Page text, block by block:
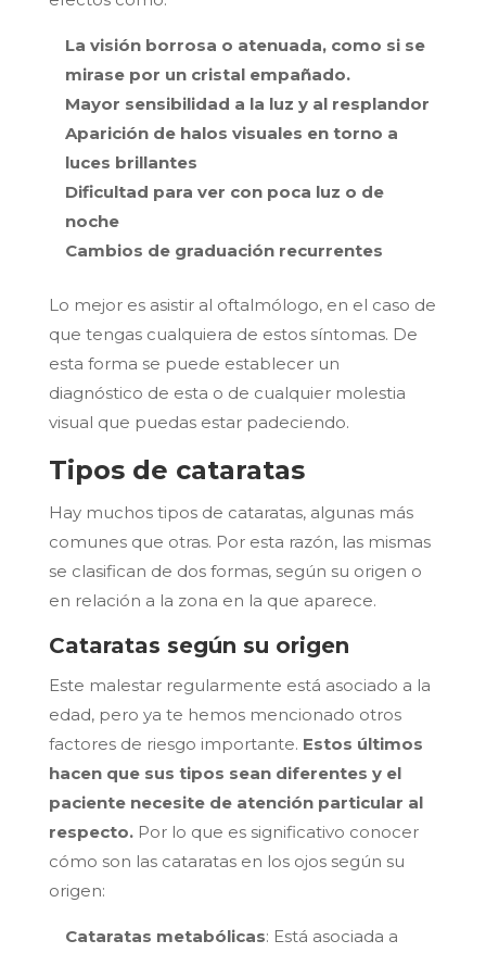
La visión borrosa o atenuada, como si se
mirase por un cristal empañado.
Mayor sensibilidad a la luz y al resplandor
Aparición de halos visuales en torno a
luces brillantes
Dificultad para ver con poca luz o de
noche
Cambios de graduación recurrentes
Lo mejor es asistir al oftalmólogo, en el caso de
que tengas cualquiera de estos síntomas. De
esta forma se puede establecer un
diagnóstico de esta o de cualquier molestia
visual que puedas estar padeciendo.
Tipos de cataratas
Hay muchos tipos de cataratas, algunas más
comunes que otras. Por esta razón, las mismas
se clasifican de dos formas, según su origen o
en relación a la zona en la que aparece.
Cataratas según su origen
Este malestar regularmente está asociado a la
edad, pero ya te hemos mencionado otros
factores de riesgo importante. Estos últimos
hacen que sus tipos sean diferentes y el
paciente necesite de atención particular al
respecto.Por lo que es significativo conocer
cómo son las cataratas en los ojos según su
origen:
Cataratas metabólicas: Está asociada a